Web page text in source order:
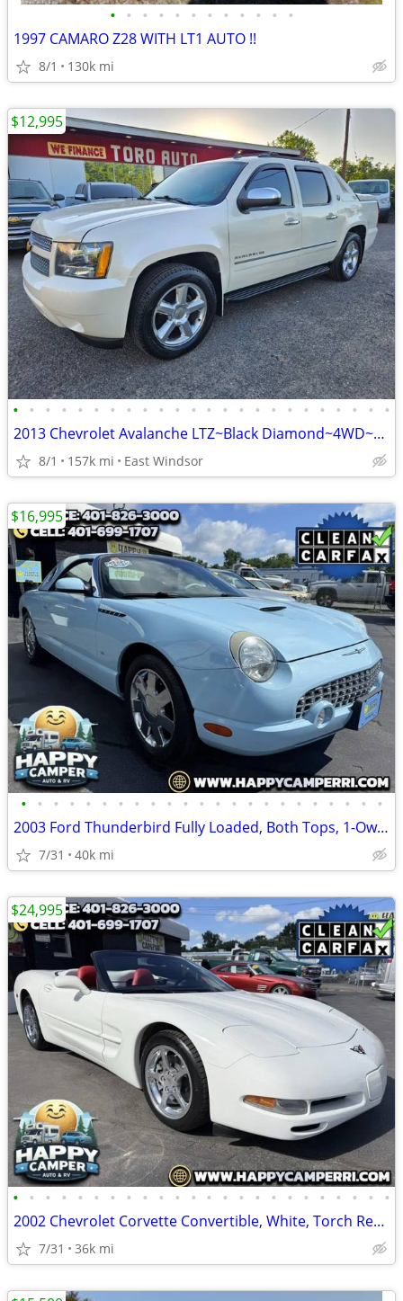
• • • • • • • • • • • •
1997 CAMARO Z28 WITH LT1 AUTO !!
8/1 130k mi
• • • • • • • • • • • • • • • • • • • • • • • •
2013 Chevrolet Avalanche LTZ~Black Diamond~4WD~Loaded~Finance HERE~~DE
8/1 157k mi East Windsor
$12,995
• • • • • • • • • • • • • • • • • • • • • • •
2003 Ford Thunderbird Fully Loaded, Both Tops, 1-Owner, Only 40K!
7/31 40k mi
$16,995
• • • • • • • • • • • • • • • • • • • • • • • •
2002 Chevrolet Corvette Convertible, White, Torch Red Leather Only 36K
7/31 36k mi
$24,995